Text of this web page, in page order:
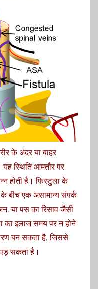
के अंदर या बाहर
यह स्थिति आमतौर पर
होती है। फिस्टुला के
बीच एक असामान्य संपर्क
या पस का रिसाव जैसी
का इलाज समय पर न होने
बन सकता है, जिससे
पड़ सकता है।